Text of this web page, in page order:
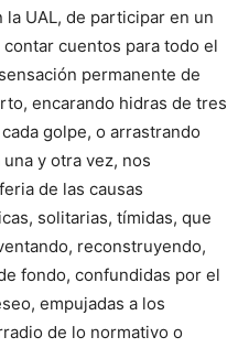
UAL, de participar en un
cuentos para todo el
permanente de
encarando hidras de tres
golpe, o arrastrando
y otra vez, nos
de las causas
solitarias, tímidas, que
reconstruyendo,
fondo, confundidas por el
empujadas a los
de lo normativo o